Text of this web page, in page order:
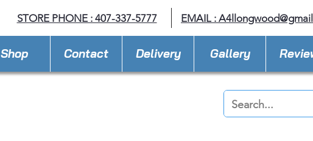
STORE PHONE : 407-337-5777 EMAIL :
Shop Contact Delivery Gallery